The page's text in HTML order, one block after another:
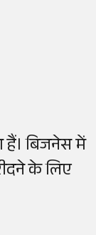
हैं। बिजनेस में
के लिए